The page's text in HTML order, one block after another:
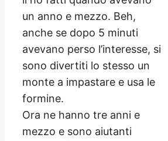
un anno e mezzo. Beh,
anche se dopo 5 minuti
avevano perso l’interesse, si
sono divertiti lo stesso un
monte a impastare e usa le
formine.
Ora ne hanno tre anni e
mezzo e sono aiutanti